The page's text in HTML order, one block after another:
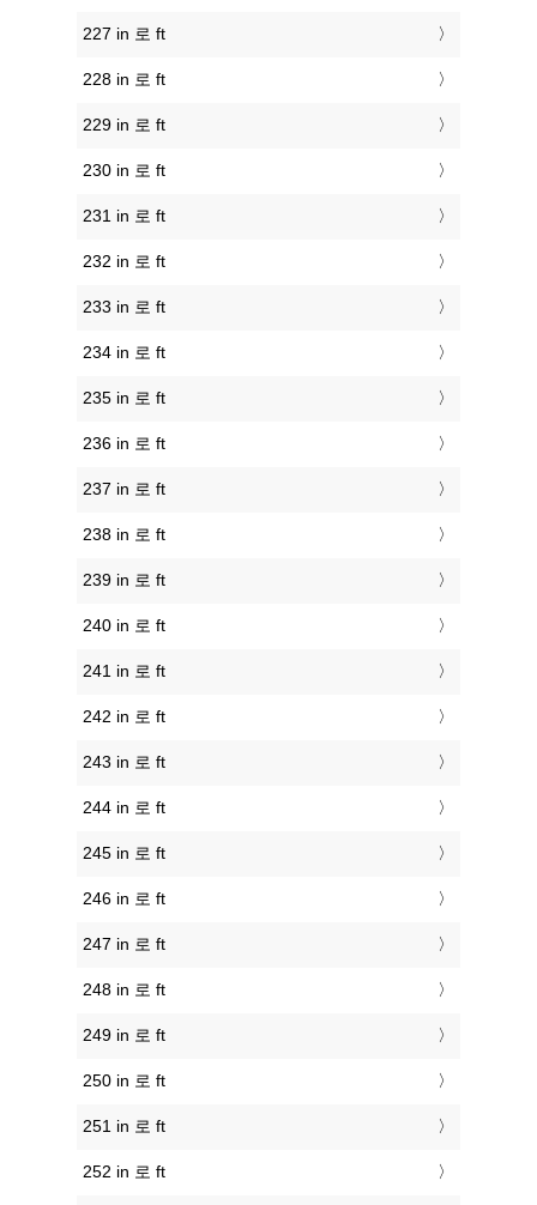
227 in 로 ft
228 in 로 ft
229 in 로 ft
230 in 로 ft
231 in 로 ft
232 in 로 ft
233 in 로 ft
234 in 로 ft
235 in 로 ft
236 in 로 ft
237 in 로 ft
238 in 로 ft
239 in 로 ft
240 in 로 ft
241 in 로 ft
242 in 로 ft
243 in 로 ft
244 in 로 ft
245 in 로 ft
246 in 로 ft
247 in 로 ft
248 in 로 ft
249 in 로 ft
250 in 로 ft
251 in 로 ft
252 in 로 ft